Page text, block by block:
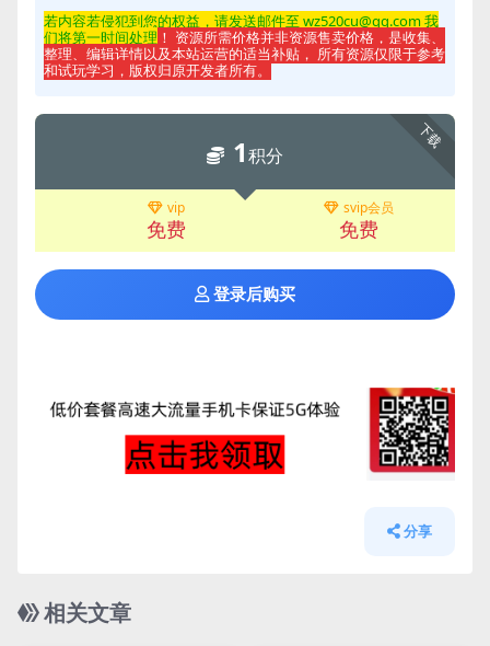
若内容若侵犯到您的权益，请发送邮件至 wz520cu@qq.com 我
们将第一时间处理 ！ 资源所需价格并非资源售卖价格，是收集、
整理、编辑详情以及本站运营的适当补贴， 所有资源仅限于参考
和试玩学习，版权归原开发者所有。
下载
1积分
vip
免费
svip会员
免费
登录后购买
分享
相关文章